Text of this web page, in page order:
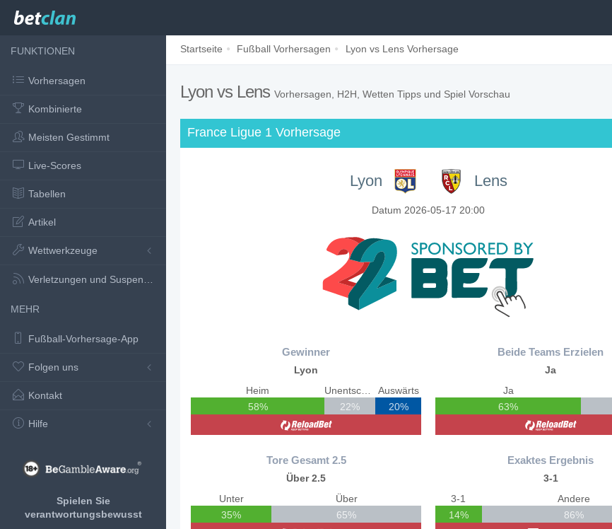
FUNKTIONEN
Vorhersagen
Kombinierte
Meisten Gestimmt
Live-Scores
Tabellen
Artikel
Wettwerkzeuge
Verletzungen und Suspensionen
MEHR
Fußball-Vorhersage-App
Folgen uns
Kontakt
Hilfe
Spielen Sie
verantwortungsbewusst
Startseite Fußball Vorhersagen Lyon vs Lens Vorhersage
Lyon vs Lens Vorhersagen, H2H, Wetten Tipps und Spiel Vorschau
France Ligue 1 Vorhersage
Lyon Lens
Datum 2026-05-17 20:00
Gewinner
Lyon
Heim
58%
22%
Auswärts
20%
Tore Gesamt 2.5
Über 2.5
Unter
35%
Über
65%
Beide Teams Erzielen
Ja
Ja
63%
Exaktes Ergebnis
3-1
3-1
14%
Andere
86%